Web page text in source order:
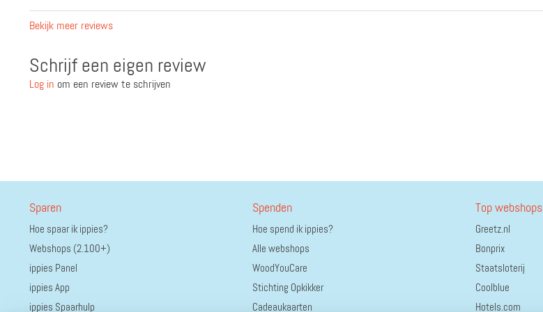
Bekijk meer reviews
Schrijf een eigen review
Log in om een review te schrijven
Sparen
Hoe spaar ik ippies?
Webshops (2.100+)
ippies Panel
ippies App
ippies Spaarhulp
Spenden
Hoe spend ik ippies?
Alle webshops
WoodYouCare
Stichting Opkikker
Cadeaukaarten
Top webshops
Greetz.nl
Bonprix
Staatsloterij
Coolblue
Hotels.com